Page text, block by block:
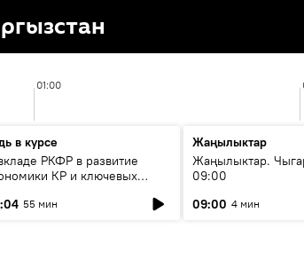
01:00
в курсе
РКФР в развитие
КР и ключевых
55 мин
Жаңылыктар
Жаңылыктар.
09:00
09:00 4 мин